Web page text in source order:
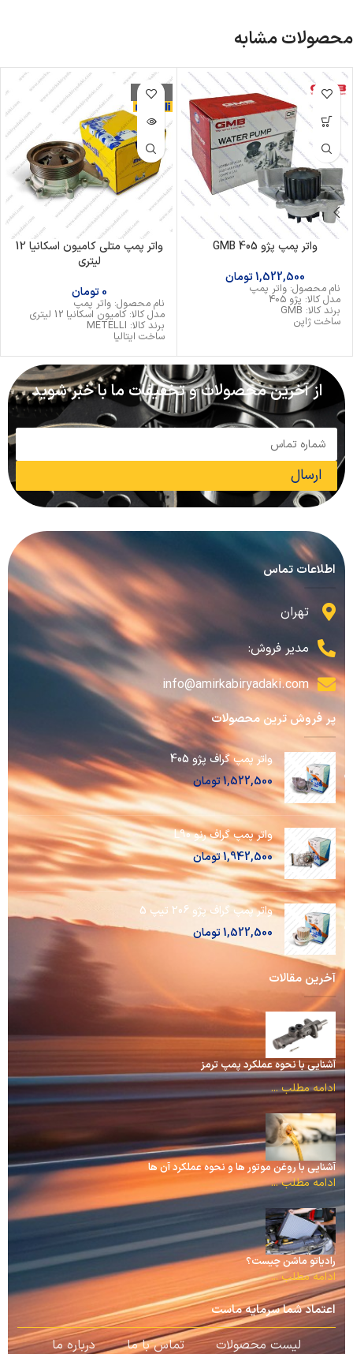
محصولات مشابه
واتر پمپ پژو 405 GMB
1,522,500تومان
نام محصول: واتر پمپ
مدل کالا: پژو 405
برند کالا: GMB
ساخت ژاپن
ناموجود
واتر پمپ متلی کامیون اسکانیا 12
لیتری
0 تومان
نام محصول: واتر پمپ
مدل کالا: کامیون اسکانیا 12 لیتری
برند کالا: METELLI
ساخت ایتالیا
از آخرین محصولات و تخفیفات ما با خبر شوید
ارسال
اطلاعات تماس
تهران
مدیر فروش:
info@amirkabiryadaki.com
پر فروش ترین محصولات
واتر پمپ گراف پژو 405
1,522,500تومان
واتر پمپ گراف رنو L90
1,942,500تومان
واتر پمپ گراف پژو 206 تیپ 5
1,522,500تومان
آخرین مقالات
آشنایی با نحوه عملکرد پمپ ترمز
ادامه مطلب ...
آشنایی با روغن موتور ها و نحوه عملکرد آن ها
ادامه مطلب ...
رادیاتو ماشن چیست؟
ادامه مطلب ...
اعتماد شما سرمایه ماست
لیست محصولات تماس با ما درباره ما